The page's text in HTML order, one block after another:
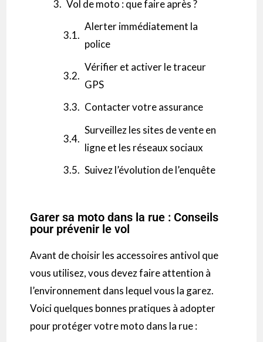
Vol de moto : que faire après ?
Alerter immédiatement la
police
Vérifier et activer le traceur
GPS
Contacter votre assurance
Surveillez les sites de vente en
ligne et les réseaux sociaux
Suivez l’évolution de l’enquête
Garer sa moto dans la rue : Conseils
pour prévenir le vol
Avant de choisir les accessoires antivol que
vous utilisez, vous devez faire attention à
l’environnement dans lequel vous la garez.
Voici quelques bonnes pratiques à adopter
pour protéger votre moto dans la rue :